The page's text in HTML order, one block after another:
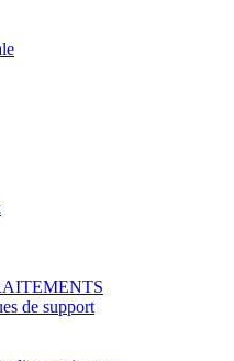
de support